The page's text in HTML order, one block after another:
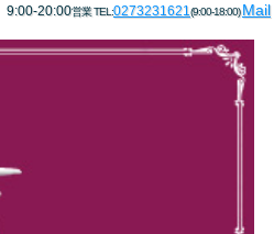
9:00-20:00営業 TEL:0273231621(9:00-18:00)Mail